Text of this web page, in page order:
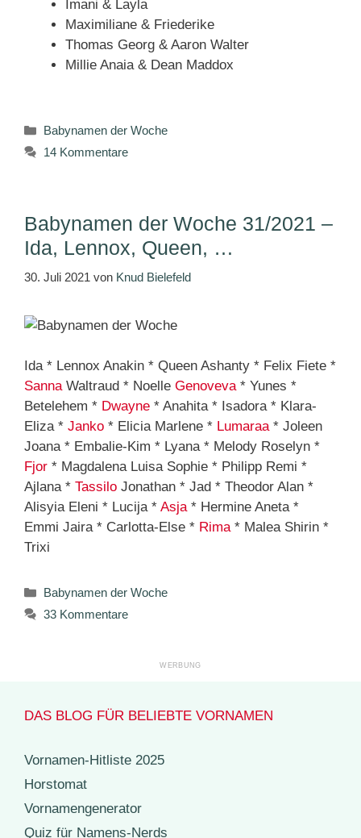
Imani & Layla
Maximiliane & Friederike
Thomas Georg & Aaron Walter
Millie Anaia & Dean Maddox
Kategorien
Babynamen der Woche
14 Kommentare
Babynamen der Woche 31/2021 –
Ida, Lennox, Queen, …
30. Juli 2021 von Knud Bielefeld
Ida * Lennox Anakin * Queen Ashanty * Felix Fiete *
SannaWaltraud * Noelle Genoveva* Yunes *
Betelehem * Dwayne * Anahita * Isadora * Klara-
Eliza * Janko * Elicia Marlene * Lumaraa* Joleen
Joana * Embalie-Kim * Lyana * Melody Roselyn *
Fjor * Magdalena Luisa Sophie * Philipp Remi *
Ajlana * Tassilo Jonathan * Jad * Theodor Alan *
Alisyia Eleni * Lucija * Asja* Hermine Aneta *
Emmi Jaira * Carlotta-Else * Rima* Malea Shirin *
Trixi
Kategorien
Babynamen der Woche
33 Kommentare
DAS BLOG FÜR BELIEBTE VORNAMEN
Vornamen-Hitliste 2025
Horstomat
Vornamengenerator
Quiz für Namens-Nerds